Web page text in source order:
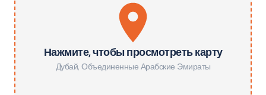
Нажмите, чтобы просмотреть карту
Дубай, Объединенные Арабские Эмираты